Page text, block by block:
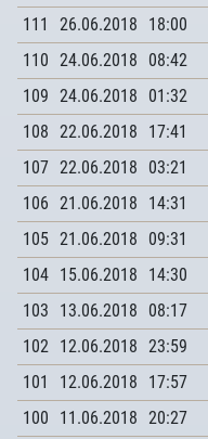
111
26.06.2018 18:00
110
24.06.2018 08:42
109
24.06.2018 01:32
108
22.06.2018 17:41
107 22.06.2018 03:21
106
21.06.2018 14:31
105 21.06.2018 09:31
104 15.06.2018 14:30
103
13.06.2018 08:17
102 12.06.2018 23:59
101
12.06.2018 17:57
100
11.06.2018 20:27